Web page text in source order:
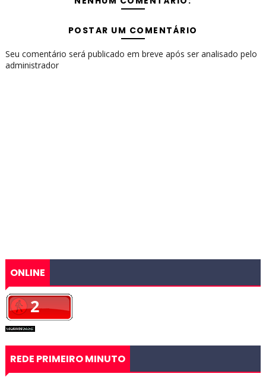
POSTAR UM COMENTÁRIO
Seu comentário será publicado em breve após ser analisado pelo
administrador
ONLINE
REDE PRIMEIRO MINUTO